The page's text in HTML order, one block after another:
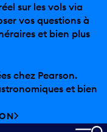
sur les vols via
vos questions à
et bien plus
chez Pearson.
et bien